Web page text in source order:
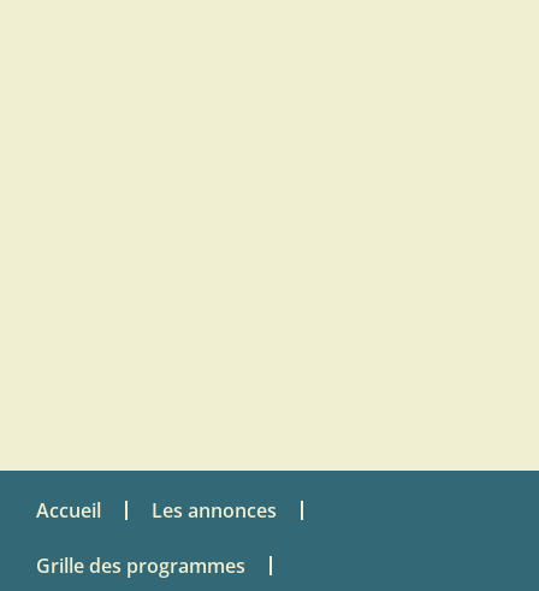
Accueil Les annonces
Grille des programmes